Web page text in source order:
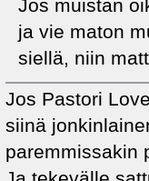
Jos muistan
ja vie maton
siellä, niin
Jos Pastori
siinä
paremmissakin